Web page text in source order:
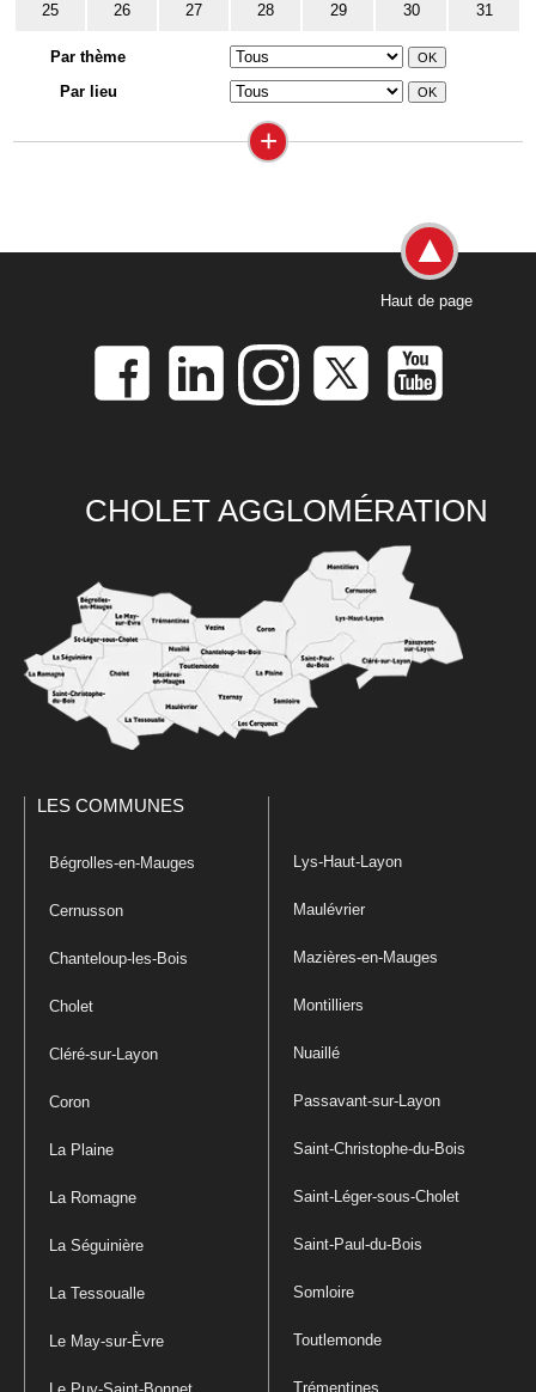
25 26 27 28 29 30 31
Par thème
Par lieu
+
Haut de page
CHOLET AGGLOMÉRATION
LES COMMUNES
Bégrolles-en-Mauges
Cernusson
Chanteloup-les-Bois
Cholet
Cléré-sur-Layon
Coron
La Plaine
La Romagne
La Séguinière
La Tessoualle
Le May-sur-Èvre
Lys-Haut-Layon
Maulévrier
Mazières-en-Mauges
Montilliers
Nuaillé
Passavant-sur-Layon
Saint-Christophe-du-Bois
Saint-Léger-sous-Cholet
Saint-Paul-du-Bois
Somloire
Toutlemonde
Trémentines